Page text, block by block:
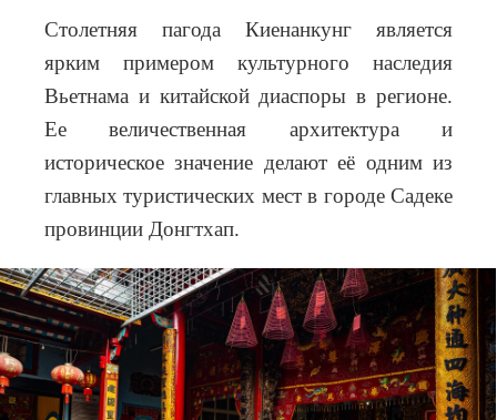
Столетняя пагода Киенанкунг является
ярким примером культурного наследия
Вьетнама и китайской диаспоры в регионе.
Ее величественная архитектура и
историческое значение делают её одним из
главных туристических мест в городе Садеке
провинции Донгтхап.